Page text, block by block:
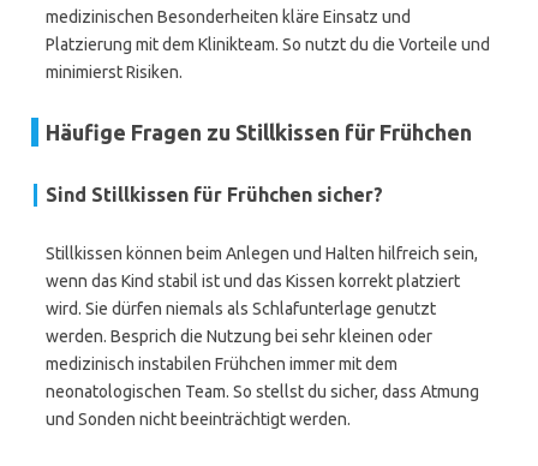
medizinischen Besonderheiten kläre Einsatz und
Platzierung mit dem Klinikteam. So nutzt du die Vorteile und
minimierst Risiken.
Häufige Fragen zu Stillkissen für Frühchen
Sind Stillkissen für Frühchen sicher?
Stillkissen können beim Anlegen und Halten hilfreich sein,
wenn das Kind stabil ist und das Kissen korrekt platziert
wird. Sie dürfen niemals als Schlafunterlage genutzt
werden. Besprich die Nutzung bei sehr kleinen oder
medizinisch instabilen Frühchen immer mit dem
neonatologischen Team. So stellst du sicher, dass Atmung
und Sonden nicht beeinträchtigt werden.